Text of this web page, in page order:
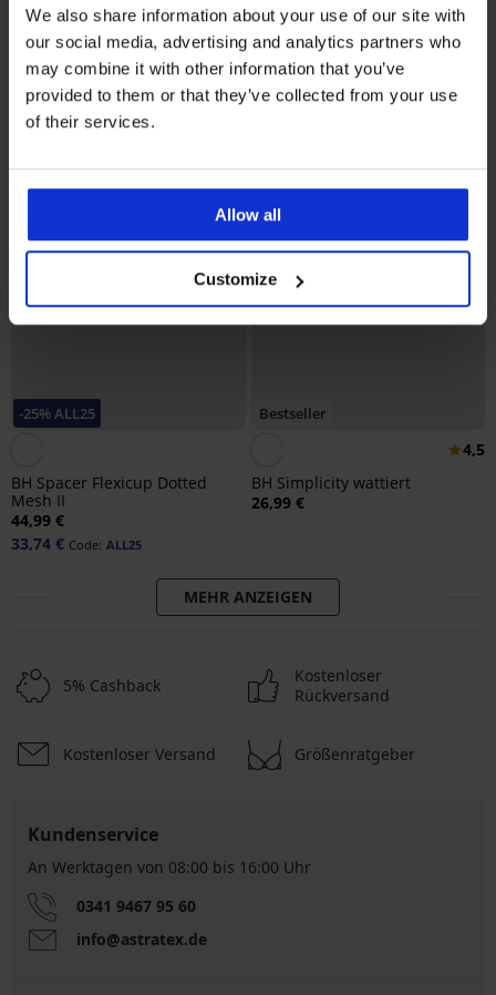
We also share information about your use of our site with
our social media, advertising and analytics partners who
may combine it with other information that you’ve
provided to them or that they’ve collected from your use
of their services.
Allow all
Customize
wattiert
52,99 €
39,74 € Code: ALL25
-25% ALL25
BH Spacer Flexicup Dotted
Mesh II
44,99 €
33,74 € Code: ALL25
Bestseller
4,5
BH Simplicity wattiert
26,99 €
MEHR ANZEIGEN
5% Cashback
Kostenloser
Rückversand
Kostenloser Versand Größenratgeber
Kundenservice
An Werktagen von 08:00 bis 16:00 Uhr
0341 9467 95 60
info@astratex.de